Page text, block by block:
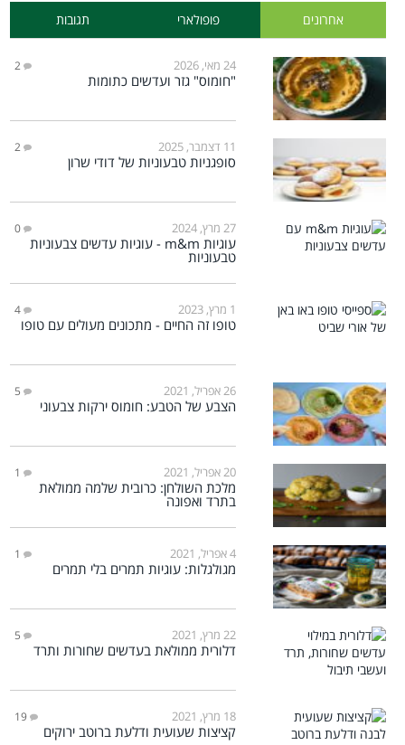
אחרונים פופולארי תגובות
24 מאי, 2026 2
"חומוס" גזר ועדשים כתומות
11 דצמבר, 2025 2
סופגניות טבעוניות של דודי שרון
27 מרץ, 2024 0
עוגיות m&m - עוגיות עדשים צבעוניות
טבעוניות
1 מרץ, 2023 4
טופו זה החיים - מתכונים מעולים עם טופו
26 אפריל, 2021 5
הצבע של הטבע: חומוס ירקות צבעוני
20 אפריל, 2021 1
מלכת השולחן: כרובית שלמה ממולאת
בתרד ואפונה
4 אפריל, 2021 1
מגולגלות: עוגיות תמרים בלי תמרים
22 מרץ, 2021 5
דלורית ממולאת בעדשים שחורות ותרד
18 מרץ, 2021 19
קציצות שעועית ודלעת ברוטב ירוקים